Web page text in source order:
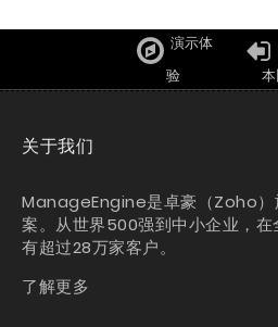
演示体
验
关于我们
ManageEngine是卓豪（Zoho）
案。从世界500强到中小企业，在
有超过28万家客户。
了解更多